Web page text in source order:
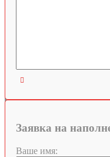

Заявка на
Ваше имя: